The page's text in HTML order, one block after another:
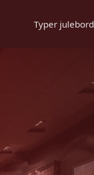
Typer julebord